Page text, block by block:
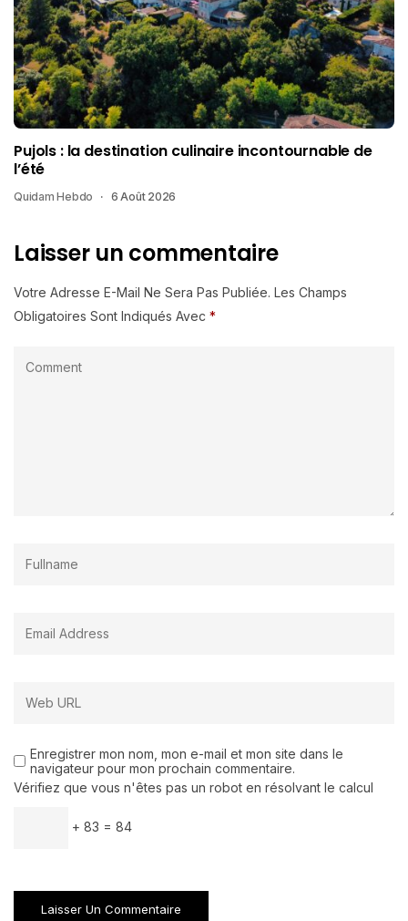
Pujols : la destination culinaire incontournable de
l’été
Quidam Hebdo 6 Août 2026
Laisser un commentaire
Votre Adresse E-Mail Ne Sera Pas Publiée. Les Champs
Obligatoires Sont Indiqués Avec *
Enregistrer mon nom, mon e-mail et mon site dans le
navigateur pour mon prochain commentaire.
Vérifiez que vous n'êtes pas un robot en résolvant le calcul
+ 83 = 84